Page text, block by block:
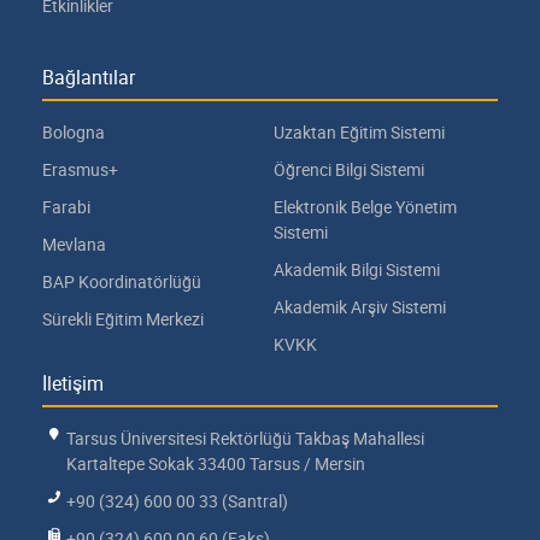
Etkinlikler
Bağlantılar
Bologna
Erasmus+
Farabi
Mevlana
BAP Koordinatörlüğü
Sürekli Eğitim Merkezi
Uzaktan Eğitim Sistemi
Öğrenci Bilgi Sistemi
Elektronik Belge Yönetim
Sistemi
Akademik Bilgi Sistemi
Akademik Arşiv Sistemi
KVKK
İletişim
Tarsus Üniversitesi Rektörlüğü Takbaş Mahallesi
Kartaltepe Sokak 33400 Tarsus / Mersin
+90 (324) 600 00 33 (Santral)